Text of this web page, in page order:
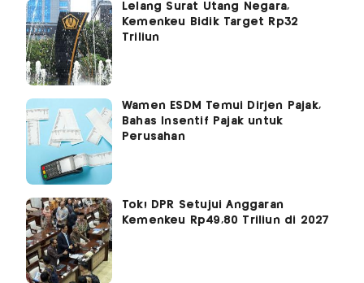
Lelang Surat Utang Negara,
Kemenkeu Bidik Target Rp32
Triliun
Wamen ESDM Temui Dirjen Pajak,
Bahas Insentif Pajak untuk
Perusahan
Tok! DPR Setujui Anggaran
Kemenkeu Rp49,80 Triliun di 2027